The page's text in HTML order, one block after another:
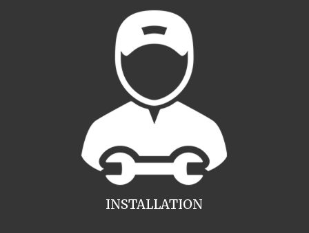
INSTALLATION